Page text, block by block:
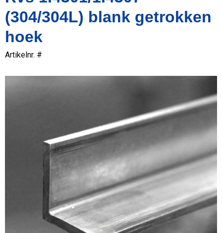
(304/304L) blank getrokken
hoek
Artikelnr. #